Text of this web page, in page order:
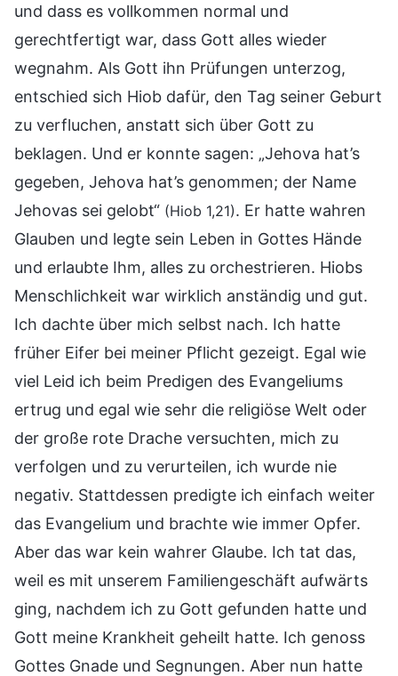
und dass es vollkommen normal und
gerechtfertigt war, dass Gott alles wieder
wegnahm. Als Gott ihn Prüfungen unterzog,
entschied sich Hiob dafür, den Tag seiner Geburt
zu verfluchen, anstatt sich über Gott zu
beklagen. Und er konnte sagen: „Jehova hat’s
gegeben, Jehova hat’s genommen; der Name
Jehovas sei gelobt“ (Hiob 1,21). Er hatte wahren
Glauben und legte sein Leben in Gottes Hände
und erlaubte Ihm, alles zu orchestrieren. Hiobs
Menschlichkeit war wirklich anständig und gut.
Ich dachte über mich selbst nach. Ich hatte
früher Eifer bei meiner Pflicht gezeigt. Egal wie
viel Leid ich beim Predigen des Evangeliums
ertrug und egal wie sehr die religiöse Welt oder
der große rote Drache versuchten, mich zu
verfolgen und zu verurteilen, ich wurde nie
negativ. Stattdessen predigte ich einfach weiter
das Evangelium und brachte wie immer Opfer.
Aber das war kein wahrer Glaube. Ich tat das,
weil es mit unserem Familiengeschäft aufwärts
ging, nachdem ich zu Gott gefunden hatte und
Gott meine Krankheit geheilt hatte. Ich genoss
Gottes Gnade und Segnungen. Aber nun hatte